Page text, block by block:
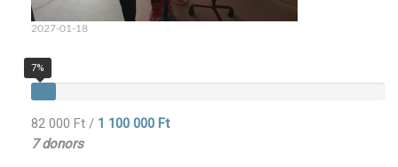
2027-01-18
7%
82 000 Ft / 1 100 000 Ft
7 donors